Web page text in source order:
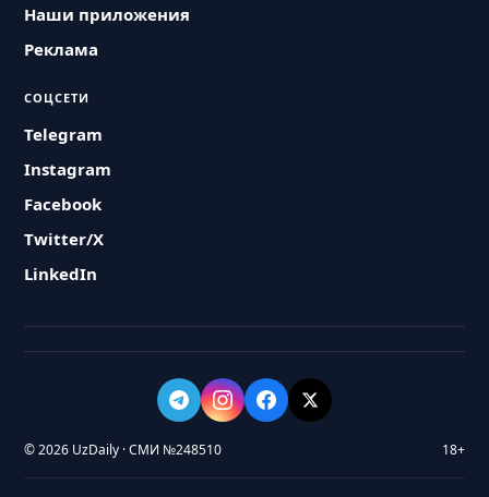
Наши приложения
Реклама
СОЦСЕТИ
Telegram
Instagram
Facebook
Twitter/X
LinkedIn
© 2026 UzDaily · СМИ №248510 18+